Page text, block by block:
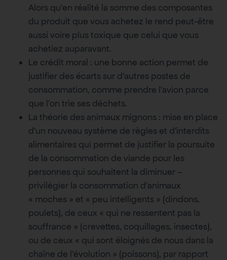
Alors qu’en réalité la somme des composantes
du produit que vous achetez le rend peut-être
aussi voire plus toxique que celui que vous
achetiez auparavant.
Le crédit moral : une bonne action permet de
justifier des écarts sur d’autres postes de
consommation, comme prendre l’avion parce
que l’on trie ses déchets.
La théorie des animaux mignons : mise en place
d’un nouveau système de règles et d’interdits
alimentaires qui permet de justifier la poursuite
de la consommation de viande pour les
personnes qui souhaitent la diminuer –
privilégier la consommation d’animaux
« moches » et « peu intelligents » (dindons,
poulets), de ceux « qui ne ressentent pas la
souffrance » (crevettes, coquillages, insectes),
ou de ceux « qui sont éloignés de nous dans la
chaîne de l’évolution » (poissons), par rapport